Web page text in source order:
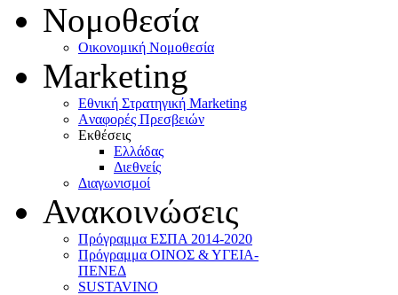
Νομοθεσία
Οικονομική Νομοθεσία
Marketing
Eθνική Στρατηγική Marketing
Aναφορές Πρεσβειών
Eκθέσεις
Eλλάδας
Διεθνείς
Διαγωνισμοί
Ανακοινώσεις
Πρόγραμμα ΕΣΠΑ 2014-2020
Πρόγραμμα ΟΙΝΟΣ & ΥΓΕΙΑ-
ΠΕΝΕΔ
SUSTAVINO